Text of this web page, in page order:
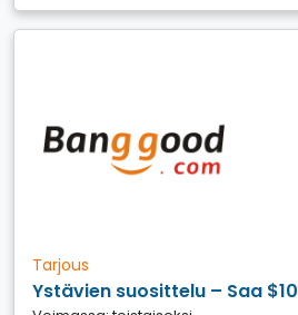
Tarjous
Ystävien suosittelu – Saa $10